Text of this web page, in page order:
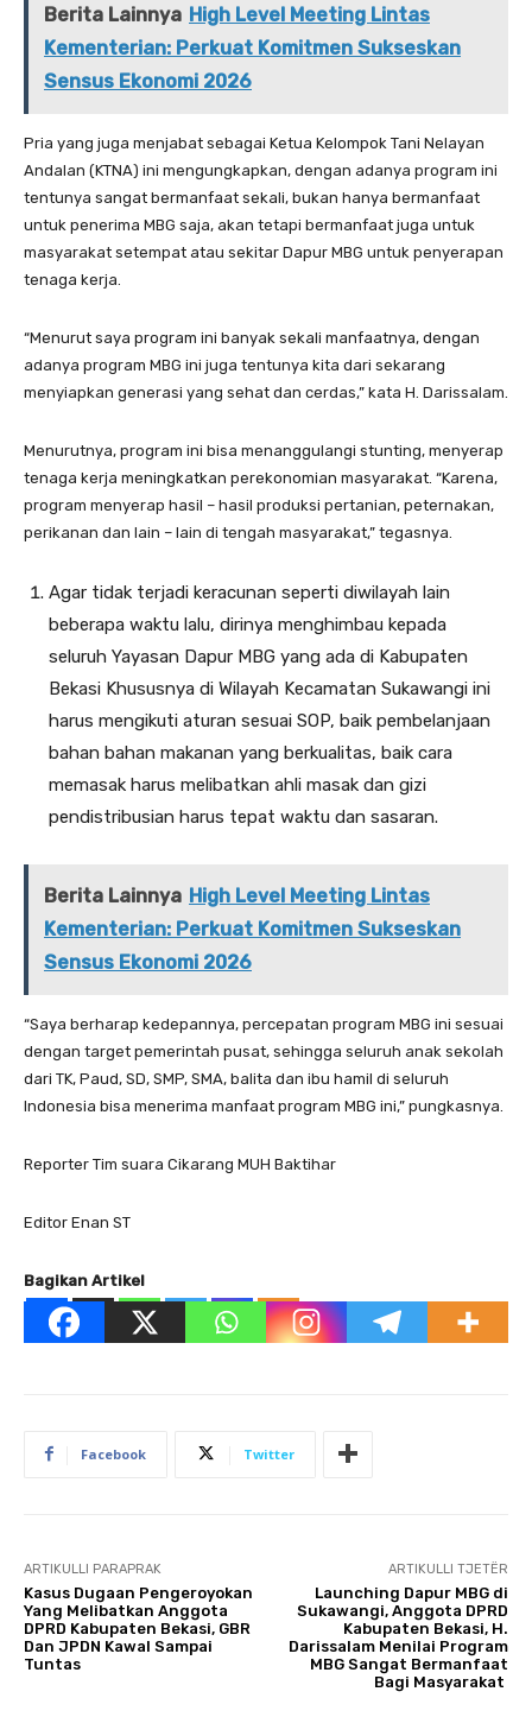
Berita Lainnya High Level Meeting Lintas
Kementerian: Perkuat Komitmen Sukseskan
Sensus Ekonomi 2026
Pria yang juga menjabat sebagai Ketua Kelompok Tani Nelayan
Andalan (KTNA) ini mengungkapkan, dengan adanya program ini
tentunya sangat bermanfaat sekali, bukan hanya bermanfaat
untuk penerima MBG saja, akan tetapi bermanfaat juga untuk
masyarakat setempat atau sekitar Dapur MBG untuk penyerapan
tenaga kerja.
“Menurut saya program ini banyak sekali manfaatnya, dengan
adanya program MBG ini juga tentunya kita dari sekarang
menyiapkan generasi yang sehat dan cerdas,” kata H. Darissalam.
Menurutnya, program ini bisa menanggulangi stunting, menyerap
tenaga kerja meningkatkan perekonomian masyarakat. “Karena,
program menyerap hasil – hasil produksi pertanian, peternakan,
perikanan dan lain – lain di tengah masyarakat,” tegasnya.
Agar tidak terjadi keracunan seperti diwilayah lain
beberapa waktu lalu, dirinya menghimbau kepada
seluruh Yayasan Dapur MBG yang ada di Kabupaten
Bekasi Khususnya di Wilayah Kecamatan Sukawangi ini
harus mengikuti aturan sesuai SOP, baik pembelanjaan
bahan bahan makanan yang berkualitas, baik cara
memasak harus melibatkan ahli masak dan gizi
pendistribusian harus tepat waktu dan sasaran.
Berita Lainnya High Level Meeting Lintas
Kementerian: Perkuat Komitmen Sukseskan
Sensus Ekonomi 2026
“Saya berharap kedepannya, percepatan program MBG ini sesuai
dengan target pemerintah pusat, sehingga seluruh anak sekolah
dari TK, Paud, SD, SMP, SMA, balita dan ibu hamil di seluruh
Indonesia bisa menerima manfaat program MBG ini,” pungkasnya.
Reporter Tim suara Cikarang MUH Baktihar
Editor Enan ST
Bagikan Artikel
Facebook Twitter
ARTIKULLI PARAPRAK
Kasus Dugaan Pengeroyokan
Yang Melibatkan Anggota
DPRD Kabupaten Bekasi, GBR
Dan JPDN Kawal Sampai
Tuntas
ARTIKULLI TJETËR
Launching Dapur MBG di
Sukawangi, Anggota DPRD
Kabupaten Bekasi, H.
Darissalam Menilai Program
MBG Sangat Bermanfaat
Bagi Masyarakat